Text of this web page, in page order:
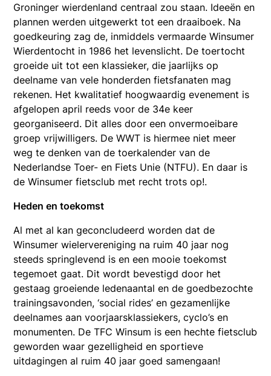
Groninger wierdenland centraal zou staan. Ideeën en
plannen werden uitgewerkt tot een draaiboek. Na
goedkeuring zag de, inmiddels vermaarde Winsumer
Wierdentocht in 1986 het levenslicht. De toertocht
groeide uit tot een klassieker, die jaarlijks op
deelname van vele honderden fietsfanaten mag
rekenen. Het kwalitatief hoogwaardig evenement is
afgelopen april reeds voor de 34e keer
georganiseerd. Dit alles door een onvermoeibare
groep vrijwilligers. De WWT is hiermee niet meer
weg te denken van de toerkalender van de
Nederlandse Toer- en Fiets Unie (NTFU). En daar is
de Winsumer fietsclub met recht trots op!.
Heden en toekomst
Al met al kan geconcludeerd worden dat de
Winsumer wielervereniging na ruim 40 jaar nog
steeds springlevend is en een mooie toekomst
tegemoet gaat. Dit wordt bevestigd door het
gestaag groeiende ledenaantal en de goedbezochte
trainingsavonden, ‘social rides’ en gezamenlijke
deelnames aan voorjaarsklassiekers, cyclo’s en
monumenten. De TFC Winsum is een hechte fietsclub
geworden waar gezelligheid en sportieve
uitdagingen al ruim 40 jaar goed samengaan!